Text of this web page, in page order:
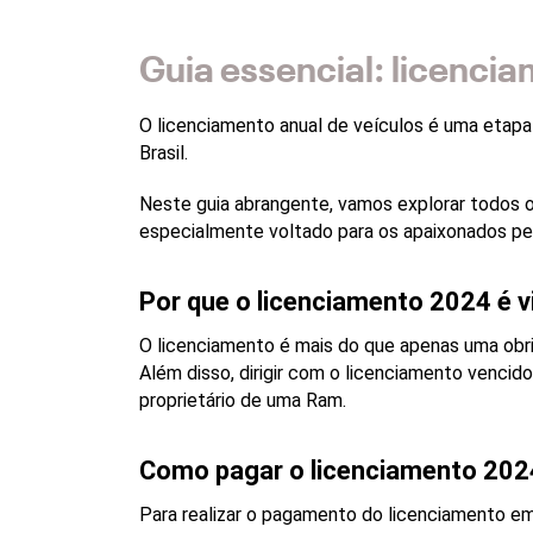
Guia essencial:
O licenciamento anual de veículos é uma
Brasil.
Neste guia abrangente, vamos explorar
especialmente voltado para os apaixonados
Por que o licenciamento 2024 é
O licenciamento é mais do que apenas uma
Além disso, dirigir com o licenciamento
proprietário de uma Ram.
Como pagar o licenciamento
Para realizar o pagamento do licenciamento